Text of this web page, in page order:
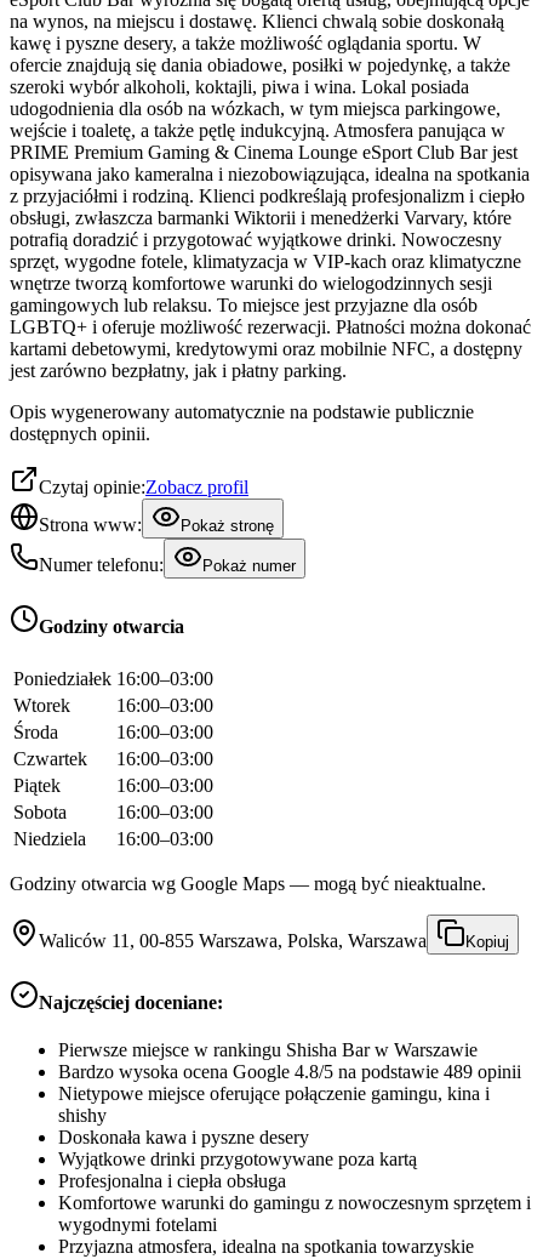
na wynos, na miejscu i dostawę. Klienci chwalą sobie doskonałą
kawę i pyszne desery, a także możliwość oglądania sportu. W
ofercie znajdują się dania obiadowe, posiłki w pojedynkę, a także
szeroki wybór alkoholi, koktajli, piwa i wina. Lokal posiada
udogodnienia dla osób na wózkach, w tym miejsca parkingowe,
wejście i toaletę, a także pętlę indukcyjną. Atmosfera panująca w
PRIME Premium Gaming & Cinema Lounge eSport Club Bar jest
opisywana jako kameralna i niezobowiązująca, idealna na spotkania
z przyjaciółmi i rodziną. Klienci podkreślają profesjonalizm i ciepło
obsługi, zwłaszcza barmanki Wiktorii i menedżerki Varvary, które
potrafią doradzić i przygotować wyjątkowe drinki. Nowoczesny
sprzęt, wygodne fotele, klimatyzacja w VIP-kach oraz klimatyczne
wnętrze tworzą komfortowe warunki do wielogodzinnych sesji
gamingowych lub relaksu. To miejsce jest przyjazne dla osób
LGBTQ+ i oferuje możliwość rezerwacji. Płatności można dokonać
kartami debetowymi, kredytowymi oraz mobilnie NFC, a dostępny
jest zarówno bezpłatny, jak i płatny parking.
Opis wygenerowany automatycznie na podstawie publicznie
dostępnych opinii.
Czytaj opinie:Zobacz profil
Strona www:
Pokaż stronę
Numer telefonu: Pokaż numer
Godziny otwarcia
Poniedziałek 16:00–03:00
Wtorek
16:00–03:00
Środa
16:00–03:00
Czwartek
16:00–03:00
Piątek
16:00–03:00
Sobota
16:00–03:00
Niedziela
16:00–03:00
Godziny otwarcia wg Google Maps — mogą być nieaktualne.
Waliców 11, 00-855 Warszawa, Polska, Warszawa Kopiuj
Najczęściej doceniane:
Pierwsze miejsce w rankingu Shisha Bar w Warszawie
Bardzo wysoka ocena Google 4.8/5 na podstawie 489 opinii
Nietypowe miejsce oferujące połączenie gamingu, kina i
shishy
Doskonała kawa i pyszne desery
Wyjątkowe drinki przygotowywane poza kartą
Profesjonalna i ciepła obsługa
Komfortowe warunki do gamingu z nowoczesnym sprzętem i
wygodnymi fotelami
Przyjazna atmosfera, idealna na spotkania towarzyskie